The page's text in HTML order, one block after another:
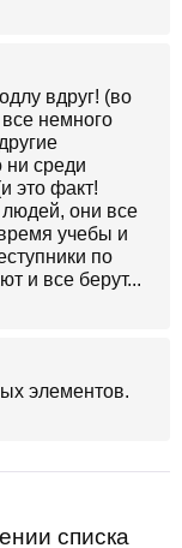
вдруг! (во
немного
ни среди
это факт!
они все
учебы и
по
и все берут...
элементов.
списка